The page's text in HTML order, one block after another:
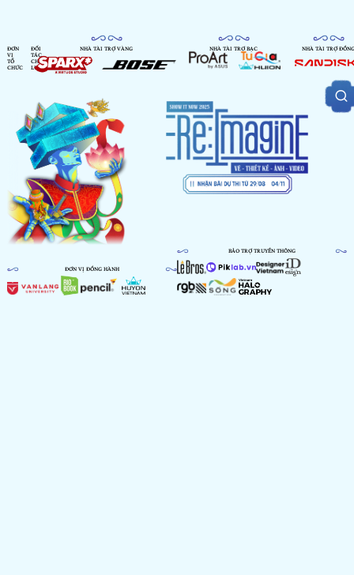
ĐƠN
VỊ
TỔ
CHỨC
ĐỐI
TÁC
CHIẾN
LƯỢC
NHÀ TÀI TRỢ VÀNG NHÀ TÀI TRỢ BẠC NHÀ TÀI TRỢ ĐỒNG
ĐƠN VỊ ĐỒNG HÀNH
BẢO TRỢ TRUYỀN THÔNG